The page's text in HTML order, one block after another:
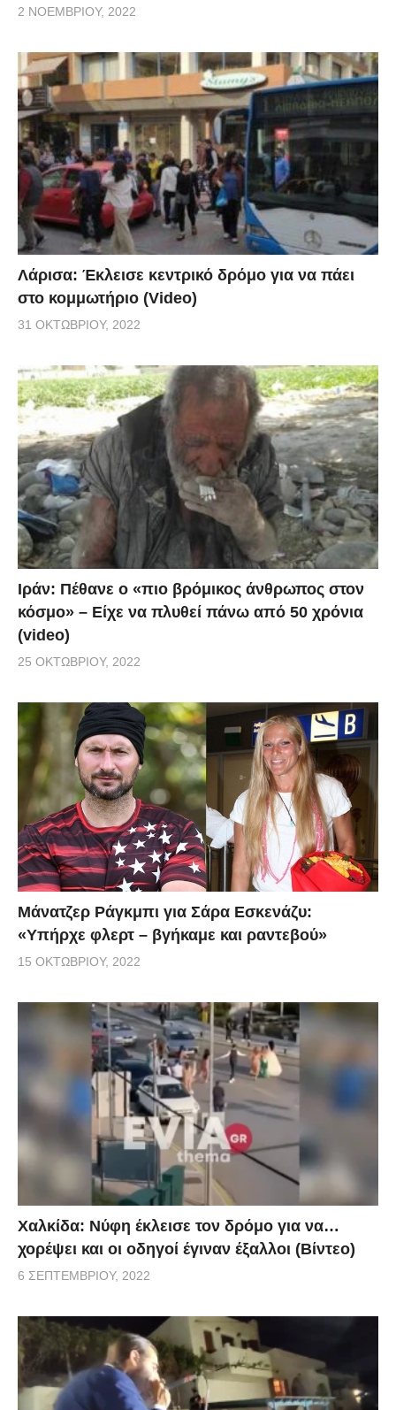
2 ΝΟΕΜΒΡΊΟΥ, 2022
Λάρισα: Έκλεισε κεντρικό δρόμο για να πάει
στο κομμωτήριο (Video)
31 ΟΚΤΩΒΡΊΟΥ, 2022
Ιράν: Πέθανε ο «πιο βρόμικος άνθρωπος στον
κόσμο» – Είχε να πλυθεί πάνω από 50 χρόνια
(video)
25 ΟΚΤΩΒΡΊΟΥ, 2022
Μάνατζερ Ράγκμπι για Σάρα Εσκενάζυ:
«Υπήρχε φλερτ – βγήκαμε και ραντεβού»
15 ΟΚΤΩΒΡΊΟΥ, 2022
Χαλκίδα: Νύφη έκλεισε τον δρόμο για να…
χορέψει και οι οδηγοί έγιναν έξαλλοι (Βίντεο)
6 ΣΕΠΤΕΜΒΡΊΟΥ, 2022